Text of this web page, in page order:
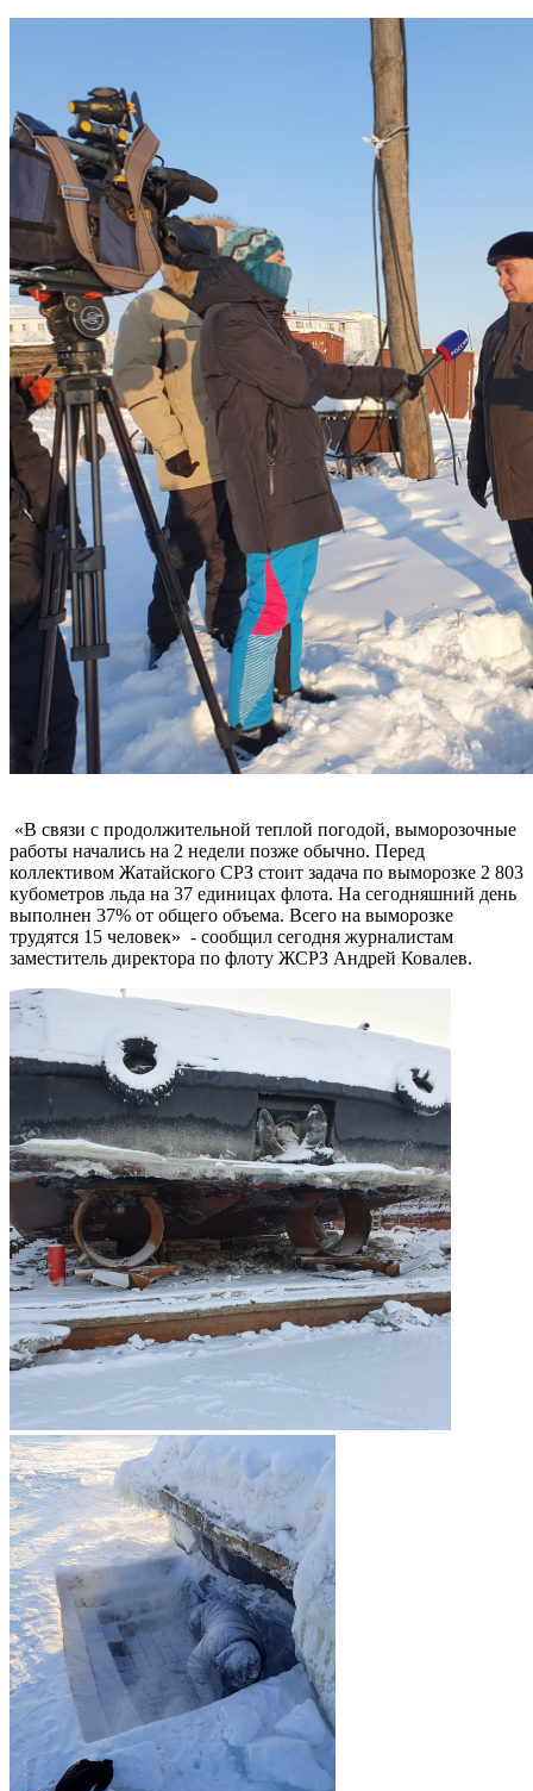
«В связи с продолжительной теплой погодой, выморозочные
работы начались на 2 недели позже обычно. Перед
коллективом Жатайского СРЗ стоит задача по выморозке 2 803
кубометров льда на 37 единицах флота. На сегодняшний день
выполнен 37% от общего объема. Всего на выморозке
трудятся 15 человек» - сообщил сегодня журналистам
заместитель директора по флоту ЖСРЗ Андрей Ковалев.